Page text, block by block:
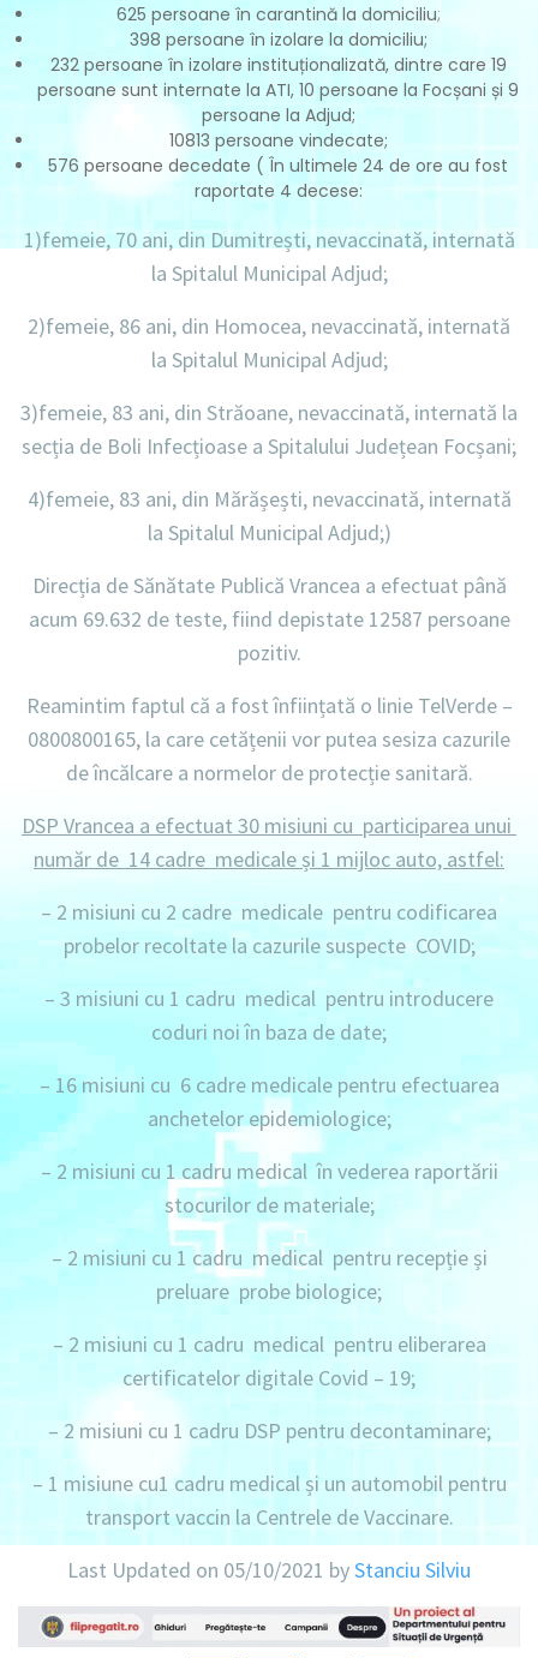
625 persoane în carantină la domiciliu;
398 persoane în izolare la domiciliu;
232 persoane în izolare instituționalizată, dintre care 19
persoane sunt internate la ATI, 10 persoane la Focșani și 9
persoane la Adjud;
10813 persoane vindecate;
576 persoane decedate ( În ultimele 24 de ore au fost
raportate 4 decese:
1)femeie, 70 ani, din Dumitrești, nevaccinată, internată
la Spitalul Municipal Adjud;
2)femeie, 86 ani, din Homocea, nevaccinată, internată
la Spitalul Municipal Adjud;
3)femeie, 83 ani, din Străoane, nevaccinată, internată la
secția de Boli Infecțioase a Spitalului Județean Focșani;
4)femeie, 83 ani, din Mărășești, nevaccinată, internată
la Spitalul Municipal Adjud;)
Direcția de Sănătate Publică Vrancea a efectuat până
acum 69.632 de teste, fiind depistate12587 persoane
pozitiv.
Reamintim faptul că a fost înființată o linie TelVerde –
0800800165, la care cetățenii vor putea sesiza cazurile
de încălcare a normelor de protecție sanitară.
DSP Vrancea a efectuat 30 misiuni cu participarea unui
număr de 14 cadre medicale și 1 mijloc auto, astfel:
– 2 misiuni cu 2 cadre medicale pentru codificarea
probelor recoltate la cazurile suspecte COVID;
– 3 misiuni cu 1 cadru medical pentru introducere
coduri noi în baza de date;
– 16 misiuni cu 6 cadremedicale pentru efectuarea
anchetelor epidemiologice;
– 2 misiuni cu 1 cadru medical în vederea raportării
stocurilor de materiale;
– 2 misiuni cu 1 cadru medical pentru recepție și
preluare probe biologice;
– 2 misiuni cu 1 cadru medical pentru eliberarea
certificatelor digitale Covid – 19;
– 2 misiuni cu 1 cadru DSP pentru decontaminare;
– 1 misiunecu1 cadru medical și un automobilpentru
transport vaccin la Centrele de Vaccinare.
Last Updated on 05/10/2021 byStanciu Silviu